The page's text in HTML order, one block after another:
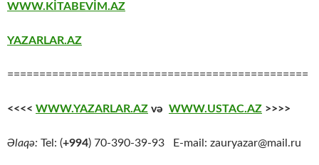
WWW.KİTABEVİM.AZ
YAZARLAR.AZ
===============================================
<<<< WWW.YAZARLAR.AZ və WWW.USTAC.AZ >>>>
Əlaqə: Tel: (+994) 70-390-39-93 E-mail: zauryazar@mail.ru